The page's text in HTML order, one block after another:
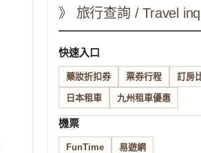
》 旅行查詢 / Travel
快速入口
藥妝折扣券 票券行程 訂房
日本租車 九州租車優惠
機票
FunTime 易遊網